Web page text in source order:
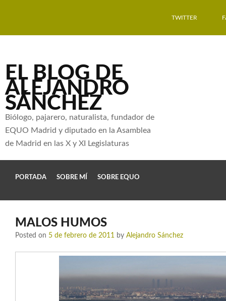
TWITTER
EL BLOG DE
ALEJANDRO
SÁNCHEZ
Biólogo, pajarero, naturalista, fundador de
EQUO Madrid y diputado en la Asamblea
de Madrid en las X y XI Legislaturas
PORTADA SOBRE MÍ SOBRE EQUO
MALOS HUMOS
Posted on 5 de febrero de 2011 by Alejandro Sánchez